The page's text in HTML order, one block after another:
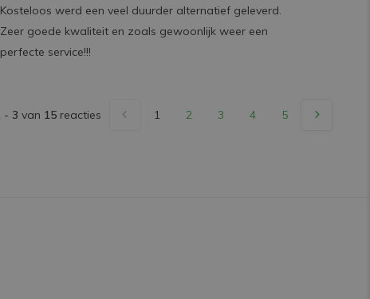
Kosteloos werd een veel duurder alternatief geleverd.
Zeer goede kwaliteit en zoals gewoonlijk weer een
perfecte service!!!
- 3 van 15 reacties 1 2 3 4 5